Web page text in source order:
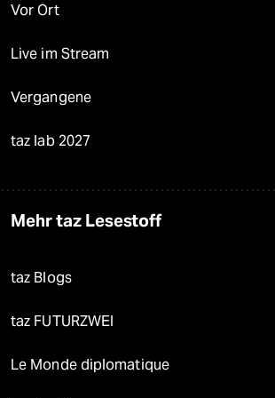
Vor Ort
Live im Stream
Vergangene
taz lab 2027
Mehr taz Lesestoff
taz Blogs
taz FUTURZWEI
Le Monde diplomatique